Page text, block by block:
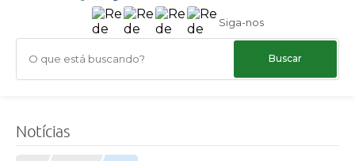
Siga-nos
O que está buscando?
Notícias